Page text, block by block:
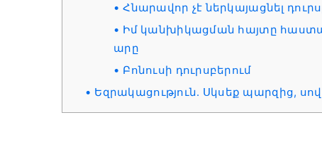
Հնարավոր չէ ներկայացնել
Իմ կանխիկացման հայտը
արը
Բոնուսի դուրսբերում
Եզրակացություն. Սկսեք պարզից,